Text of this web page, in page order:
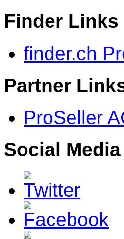
Finder Links
finder.ch
Partner
ProSeller
Social Media